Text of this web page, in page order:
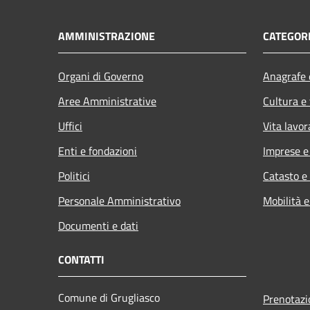
AMMINISTRAZIONE
Organi di Governo
Aree Amministrative
Uffici
Enti e fondazioni
Politici
Personale Amministrativo
Documenti e dati
Cultura
Vita
Imprese
Catasto
Mobilità
CONTATTI
Comune di Grugliasco